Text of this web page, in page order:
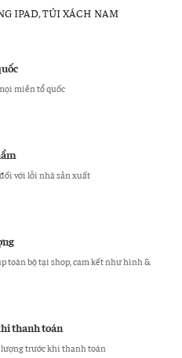
IPAD,TÚI XÁCH NAM
miền tổ quốc
với lỗi nhà sản xuất
toàn bộ tại shop, cam kết như hình &
thanh toán
trước khi thanh toán